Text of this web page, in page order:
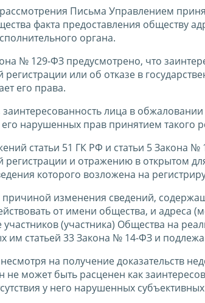
Письма Управлением
факта предоставления обществу
органа.
№ 129-ФЗ предусмотрено, что
регистрации или об отказе в
его права.
заинтересованность лица в
его нарушенных прав принятием такого
статьи 51 ГК РФ и статьи 5 Закона
регистрации и отражению в открытом
которого возложена на
причиной изменения сведений,
от имени общества, и адреса
(участника) Общества на
им статьей 33 Закона № 14-ФЗ и
на получение доказательств
не может быть расценен как
у него нарушенных